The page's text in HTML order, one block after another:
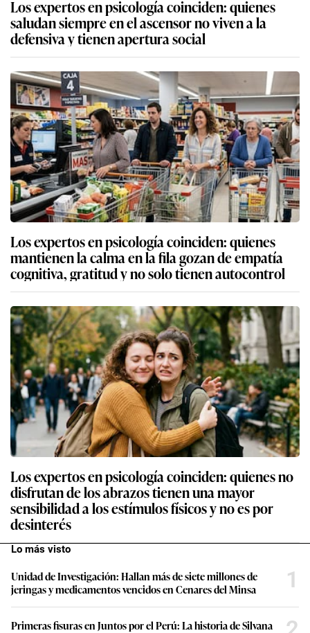
Los expertos en psicología coinciden: quienes
saludan siempre en el ascensor no viven a la
defensiva y tienen apertura social
Los expertos en psicología coinciden: quienes
mantienen la calma en la fila gozan de empatía
cognitiva, gratitud y no solo tienen autocontrol
Los expertos en psicología coinciden: quienes no
disfrutan de los abrazos tienen una mayor
sensibilidad a los estímulos físicos y no es por
desinterés
Lo más visto
Unidad de Investigación: Hallan más de siete millones de
jeringas y medicamentos vencidos en Cenares del Minsa
1
Primeras fisuras en Juntos por el Perú: La historia de Silvana